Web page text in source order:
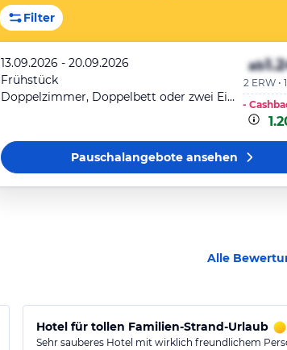
Filter
13.09.2026 - 20.09.2026
Frühstück
Doppelzimmer, Doppelbett oder zwei Einzelbetten
ab
2 ERW •
-
Pauschalangeboteansehen
Alle
Hotel für tollen Familien-Strand-Urlaub
Sehr sauberes Hotel mit wirklich freundlichem